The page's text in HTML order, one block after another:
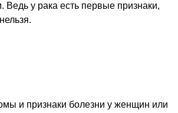
Ведь у рака есть первые признаки,
и признаки болезни у женщин или